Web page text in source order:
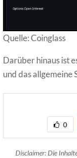
Quelle: Coinglass
Darüber hinaus ist
und das
0
Disclaimer: Die